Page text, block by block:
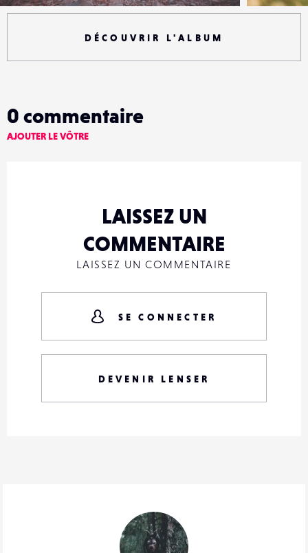
DÉCOUVRIR L'ALBUM
0 commentaire
AJOUTER LE VÔTRE
LAISSEZ UN
COMMENTAIRE
LAISSEZ UN COMMENTAIRE
SE CONNECTER
DEVENIR LENSER